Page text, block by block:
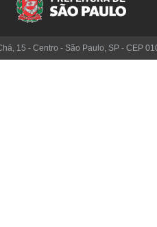
15 - Centro - São Paulo, SP - CEP